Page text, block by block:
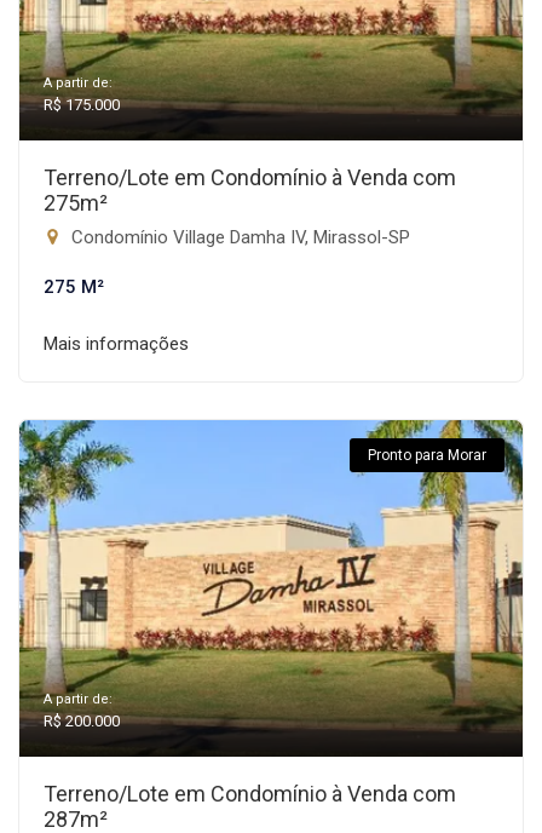
A partir de:
R$ 175.000
Terreno/Lote em Condomínio à Venda com
275m²
Condomínio Village Damha IV, Mirassol-SP
275 M²
Mais informações
Pronto para Morar
A partir de:
R$ 200.000
Terreno/Lote em Condomínio à Venda com
287m²